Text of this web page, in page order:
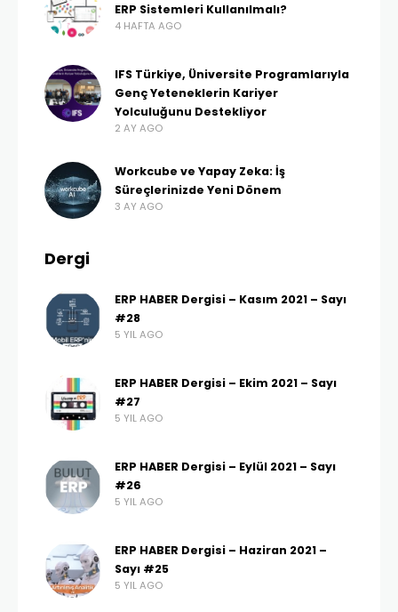
ERP Sistemleri Kullanılmalı?
4 HAFTA AGO
IFS Türkiye, Üniversite Programlarıyla
Genç Yeteneklerin Kariyer
Yolculuğunu Destekliyor
2 AY AGO
Workcube ve Yapay Zeka: İş
Süreçlerinizde Yeni Dönem
3 AY AGO
Dergi
ERP HABER Dergisi – Kasım 2021 – Sayı
#28
5 YIL AGO
ERP HABER Dergisi – Ekim 2021 – Sayı
#27
5 YIL AGO
ERP HABER Dergisi – Eylül 2021 – Sayı
#26
5 YIL AGO
ERP HABER Dergisi – Haziran 2021 –
Sayı #25
5 YIL AGO